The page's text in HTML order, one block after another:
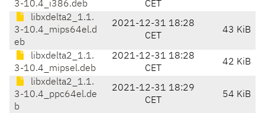
3-10.4_i386.deb CET
libxdelta2_1.1.
3-10.4_mips64el.d
eb
2021-12-31 18:28
CET
43 KiB
libxdelta2_1.1.
3-10.4_mipsel.deb
2021-12-31 18:28
CET
42 KiB
libxdelta2_1.1.
3-10.4_ppc64el.de
b
2021-12-31 18:29
CET
54 KiB